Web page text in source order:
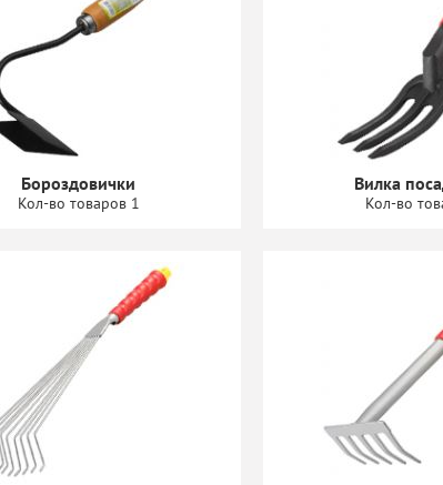
Бороздовички
Кол-во товаров 1
Вилка
Кол-во